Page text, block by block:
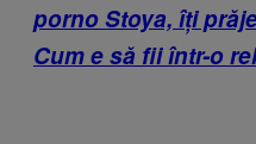
porno Stoya, îți
Cum e să fii într-o